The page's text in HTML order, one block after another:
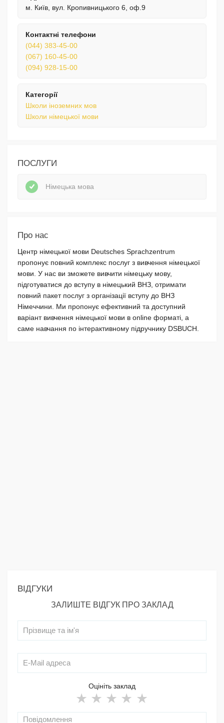
м. Київ, вул. Кропивницького 6, оф.9
Контактні телефони
(044) 383-45-00
(067) 160-45-00
(094) 928-15-00
Категорії
Школи іноземних мов
Школи німецької мови
ПОСЛУГИ
Німецька мова
Про нас
Центр німецької мови Deutsches Sprachzentrum
пропонує повний комплекс послуг з вивчення німецької
мови. У нас ви зможете вивчити німецьку мову,
підготуватися до вступу в німецький ВНЗ, отримати
повний пакет послуг з організації вступу до ВНЗ
Німеччини. Ми пропонує ефективний та доступний
варіант вивчення німецької мови в online форматі, а
саме навчання по інтерактивному підручнику DSBUCH.
ВІДГУКИ
ЗАЛИШТЕ ВІДГУК ПРО ЗАКЛАД
Оцініть заклад